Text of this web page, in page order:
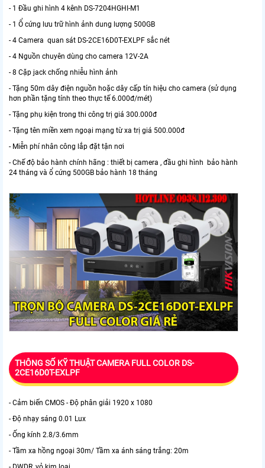
- 1 Đầu ghi hình 4 kênh DS-7204HGHI-M1
- 1 Ổ cứng lưu trữ hình ảnh dung lượng 500GB
- 4 Camera quan sát DS-2CE16D0T-EXLPF sắc nét
- 4 Nguồn chuyên dùng cho camera 12V-2A
- 8 Cặp jack chống nhiễu hình ảnh
- Tặng 50m dây điện nguồn hoặc dây cấp tín hiệu cho camera (sử dụng
hơn phần tặng tính theo thực tế 6.000đ/mét)
- Tặng phụ kiện trong thi công trị giá 300.000đ
- Tặng tên miền xem ngoại mạng từ xa trị giá 500.000đ
- Miễn phí nhân công lắp đặt tận nơi
- Chế độ bảo hành chính hãng : thiết bị camera , đầu ghi hình bảo hành
24 tháng và ổ cứng 500GB bảo hành 18 tháng
THÔNG SỐ KỸ THUẬT CAMERA FULL COLOR DS-
2CE16D0T-EXLPF
- Cảm biến CMOS - Độ phân giải 1920 x 1080
- Độ nhạy sáng 0.01 Lux
- Ống kính 2.8/3.6mm
- Tầm xa hồng ngoại 30m/ Tầm xa ánh sáng trắng: 20m